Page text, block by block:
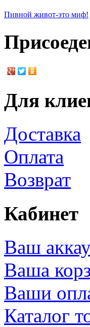
Пивной живот-это миф!
Для
Доставка
Оплата
Возврат
Кабинет
Ваш
Ваша
Ваши
Каталог